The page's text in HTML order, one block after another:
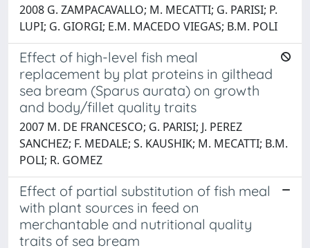
2008 G. ZAMPACAVALLO; M. MECATTI; G. PARISI; P.
LUPI; G. GIORGI; E.M. MACEDO VIEGAS; B.M. POLI
Effect of high-level fish meal
replacement by plat proteins in gilthead
sea bream (Sparus aurata) on growth
and body/fillet quality traits
2007 M. DE FRANCESCO; G. PARISI; J. PEREZ
SANCHEZ; F. MEDALE; S. KAUSHIK; M. MECATTI; B.M.
POLI; R. GOMEZ
Effect of partial substitution of fish meal
with plant sources in feed on
merchantable and nutritional quality
traits of sea bream